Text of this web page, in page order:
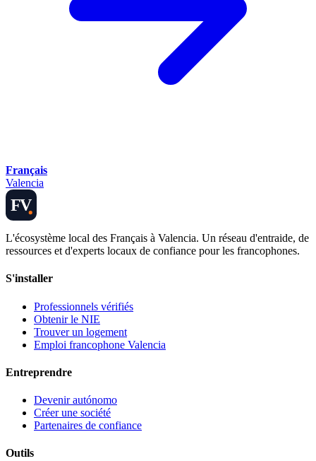
Français
Valencia
FV
L'écosystème local des Français à Valencia. Un réseau d'entraide, de
ressources et d'experts locaux de confiance pour les francophones.
S'installer
Professionnels vérifiés
Obtenir le NIE
Trouver un logement
Emploi francophone Valencia
Entreprendre
Devenir autónomo
Créer une société
Partenaires de confiance
Outils